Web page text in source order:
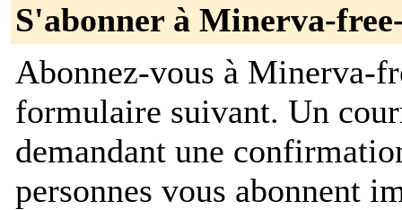
S'abonner à Minerva-
Abonnez-vous à Minerva-
formulaire suivant. Un
demandant une
personnes vous abonnent